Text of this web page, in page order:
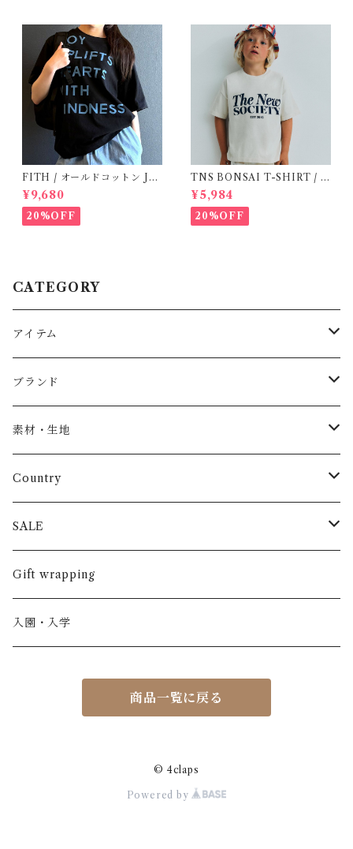
FITH / オールドコットン JO
Y Tシャツ(Black) / Size 1・2
¥9,680
20%OFF
TNS BONSAI T-SHIRT / 1
6Y
¥5,984
20%OFF
CATEGORY
アイテム
Baby
トップス
長袖
半袖
パンツ
長ズボン
半ズボン
スカート
ワンピース
カーディガン / 羽織もの
ブランド
AS WE GROW
ARCH&LINE
BABE & TESS
BOBOCHOSES
BONHEUR DU JOUR
素材・生地
コットン 100%
リネン( 麻 )
ウール
アルパカ
Country
France / フランス
Italy / イタリア
NY / ニューヨーク
Spain / スペイン
SALE
男の子
女の子
くつ・帽子・Bag
Gift wrapping
入園・入学
商品一覧に戻る
© 4claps
Powered by